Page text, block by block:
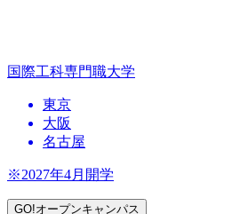
国際工科専門職大学
東京
大阪
名古屋
※2027年4月開学
GO!オープンキャンパス